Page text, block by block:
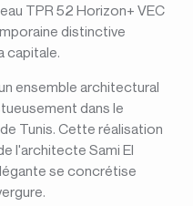
TPR 52 Horizon+ VEC
distinctive
capitale.
ensemble architectural
dans le
Tunis. Cette réalisation
l'architecte Sami El
se concrétise